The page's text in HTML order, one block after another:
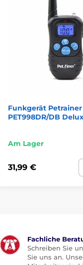
Funkgerät Petrainer
PET998DR/DB
Am Lager
31,99 €
Fachliche
Schreiben Sie
Sie uns an.